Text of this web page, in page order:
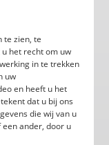
te zien, te
het recht om uw
in te trekken
uw
en heeft u het
dat u bij ons
die wij van u
ander, door u